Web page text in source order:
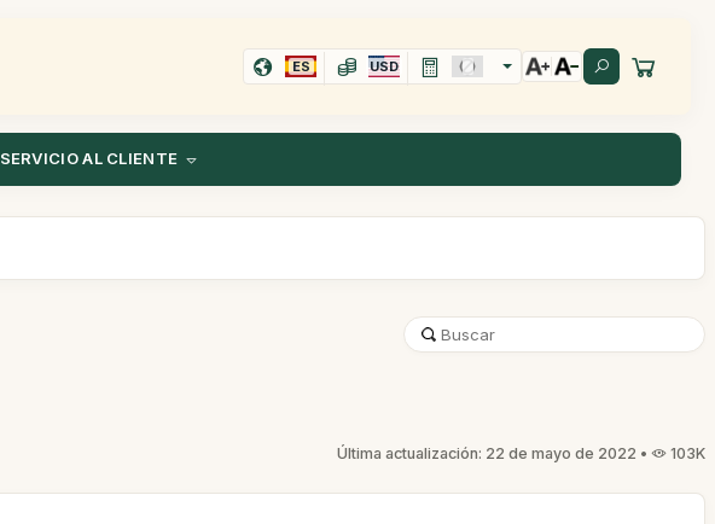
ES USD
SERVICIO AL CLIENTE
Última actualización: 22 de mayo de 2022 • 103K